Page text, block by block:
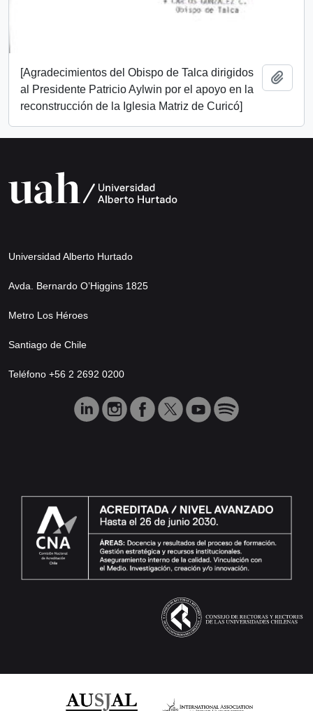
[Agradecimientos del Obispo de Talca dirigidos
al Presidente Patricio Aylwin por el apoyo en la
reconstrucción de la Iglesia Matriz de Curicó]
Universidad Alberto Hurtado
Avda. Bernardo O’Higgins 1825
Metro Los Héroes
Santiago de Chile
Teléfono +56 2 2692 0200